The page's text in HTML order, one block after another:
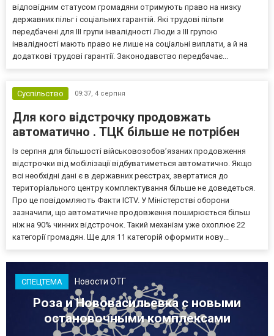
відповідним статусом громадяни отримують право на низку
державних пільг і соціальних гарантій. Які трудові пільги
передбачені для III групи інвалідності Люди з III групою
інвалідності мають право не лише на соціальні виплати, а й на
додаткові трудові гарантії. Законодавство передбачає...
Суспільство 09:37, 4 серпня
Для кого відстрочку продовжать
автоматично . ТЦК більше не потрібен
Із серпня для більшості військовозобов’язаних продовження
відстрочки від мобілізації відбуватиметься автоматично. Якщо
всі необхідні дані є в державних реєстрах, звертатися до
територіального центру комплектування більше не доведеться.
Про це повідомляють Факти ICTV. У Міністерстві оборони
зазначили, що автоматичне продовження поширюється більш
ніж на 90% чинних відстрочок. Такий механізм уже охоплює 22
категорії громадян. Ще для 11 категорій оформити нову...
СПЕЦТЕМА Новости ОТГ
Роза и Нововасильевка с новыми
остановочными комплексами